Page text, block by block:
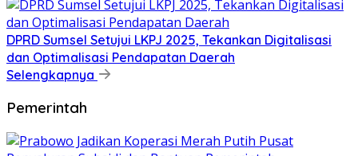
DPRD Sumsel Setujui LKPJ 2025, Tekankan Digitalisasi
dan Optimalisasi Pendapatan Daerah
Selengkapnya
Pemerintah